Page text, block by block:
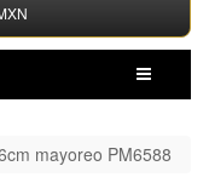
mayoreo PM6588